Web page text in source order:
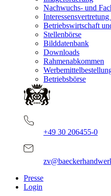
Nachwuchs- und
Betriebswirtschaft
Stellenbörse
Bilddatenbank
Downloads
Rahmenabkommen
Betriebsbörse
+49 30 206455-0
Presse
Login